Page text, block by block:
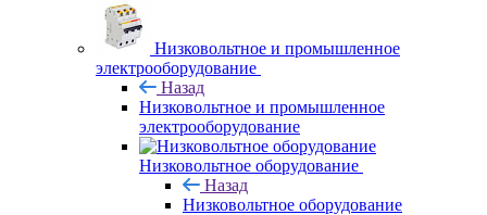
Низковольтное и промышленное
электрооборудование
Назад
Низковольтное и промышленное
электрооборудование
Низковольтное оборудование
Назад
Низковольтное оборудование